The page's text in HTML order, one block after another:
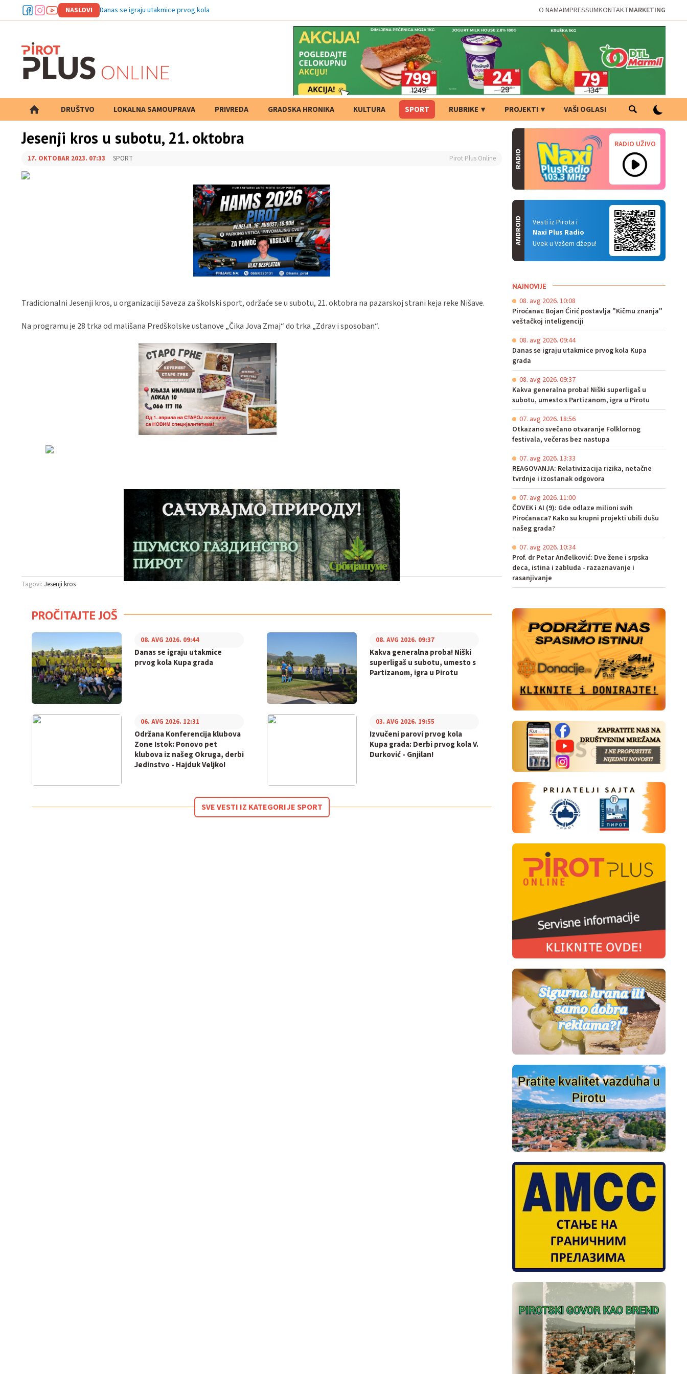
NASLOVI Danas se igraju utakmice prvog kola Kupa grada O NAMAIMPRESSUMKONTAKTMARKETING
DRUŠTVO LOKALNA SAMOUPRAVA PRIVREDA GRADSKA HRONIKA KULTURA SPORT RUBRIKE PROJEKTI VAŠI OGLASI
PRETRAGA
Jesenji kros u subotu, 21. oktobra
17. OKTOBAR 2023. 07:33 SPORT Pirot Plus Online
Tradicionalni Jesenji kros, u organizaciji Saveza za školski sport, održaće se u subotu, 21. oktobra na pazarskoj strani keja reke Nišave.
Na programu je 28 trka od mališana Predškolske ustanove „Čika Jova Zmaj“ do trka „Zdrav i sposoban“.
Tagovi: Jesenji kros
PROČITAJTE JOŠ
Danas se igraju utakmice
prvog kola Kupa grada
08. AVG 2026. 09:44
Kakva generalna proba! Niški
superligaš u subotu, umesto s
Partizanom, igra u Pirotu
08. AVG 2026. 09:37
Održana Konferencija klubova
Zone Istok: Ponovo pet
klubova iz našeg Okruga, derbi
Jedinstvo - Hajduk Veljko!
06. AVG 2026. 12:31
Izvučeni parovi prvog kola
Kupa grada: Derbi prvog kola V.
Durković - Gnjilan!
03. AVG 2026. 19:55
SVE VESTI IZ KATEGORIJE SPORT
RADIO
RADIO UŽIVO
Vesti iz Pirota i
Naxi Plus Radio
Uvek u Vašem džepu!
ANDROID
NAJNOVIJE
08. avg 2026. 10:08
Piroćanac Bojan Ćirić postavlja "Kičmu znanja"
veštačkoj inteligenciji
08. avg 2026. 09:44
Danas se igraju utakmice prvog kola Kupa
grada
08. avg 2026. 09:37
Kakva generalna proba! Niški superligaš u
subotu, umesto s Partizanom, igra u Pirotu
07. avg 2026. 18:56
Otkazano svečano otvaranje Folklornog
festivala, večeras bez nastupa
07. avg 2026. 13:33
REAGOVANJA: Relativizacija rizika, netačne
tvrdnje i izostanak odgovora
07. avg 2026. 11:00
ČOVEK i AI (9): Gde odlaze milioni svih
Piroćanaca? Kako su krupni projekti ubili dušu
našeg grada?
07. avg 2026. 10:34
Prof. dr Petar Anđelković: Dve žene i srpska
deca, istina i zabluda - razaznavanje i
rasanjivanje